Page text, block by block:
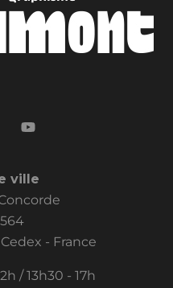
ville
- France
/ 13h30 - 17h